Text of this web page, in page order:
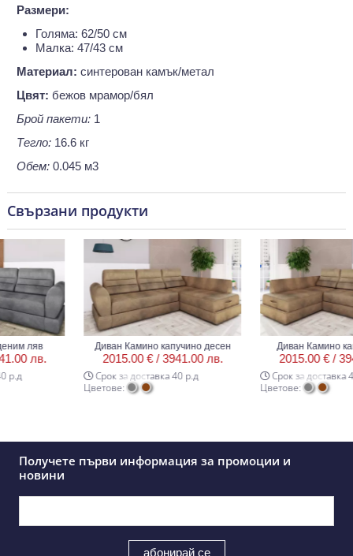
Размери:
Голяма: 62/50 см
Малка: 47/43 см
Материал: синтерован камък/метал
Цвят: бежов мрамор/бял
Брой пакети: 1
Тегло: 16.6 кг
Обем: 0.045 м3
Свързани продукти
ляв
лв.
Диван Камино капучино десен
2015.00 € /3941.00 лв.
Срок за доставка 40 р.д
Цветове:
Диван Камино
2015.00 € /
Срок за доставка 40 р.д
Цветове:
Получете първи информация за промоции и
новини